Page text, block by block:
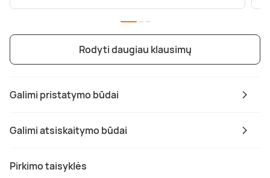
Galimi pristatymo būdai
Galimi atsiskaitymo būdai
Pirkimo taisyklės
Rodyti daugiau klausimų